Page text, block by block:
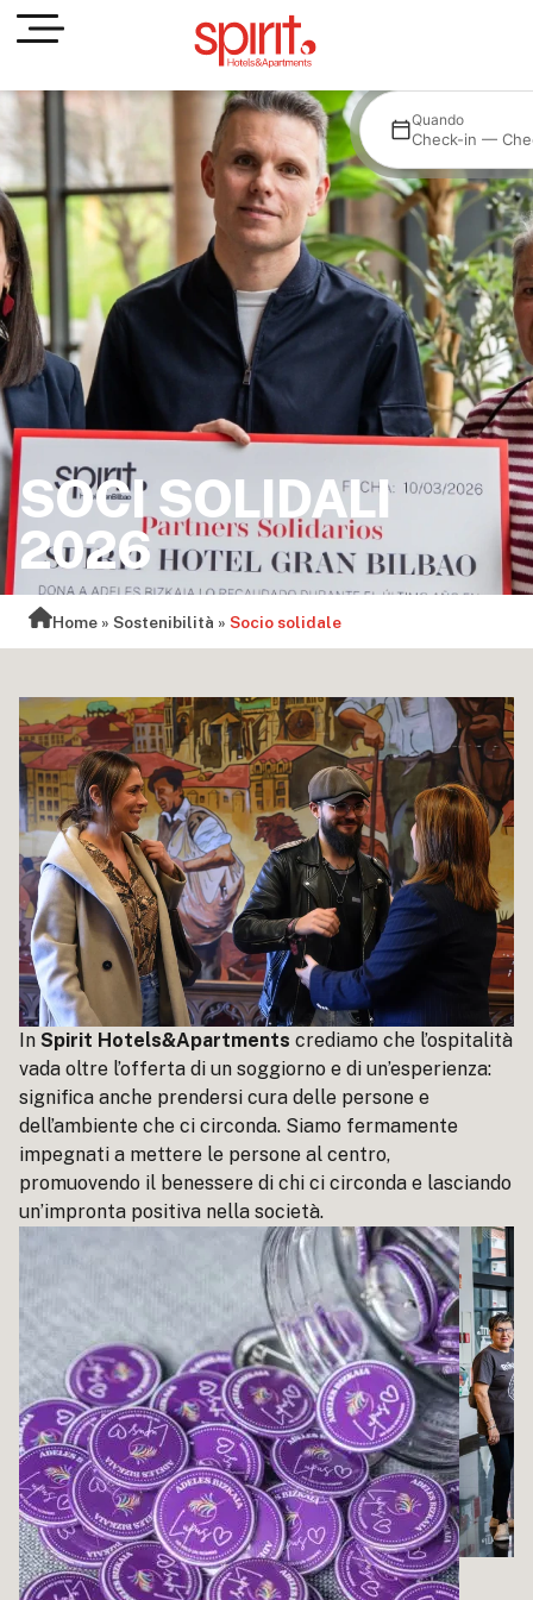
Dove
All hotels
Quando
Check-in —
SOCI SOLIDALI
2026
Home »Sostenibilità »Socio solidale
In Spirit Hotels&Apartments crediamo che l’ospitalità
vada oltre l’offerta di un soggiorno e di un’esperienza:
significa anche prendersi cura delle persone e
dell’ambiente che ci circonda. Siamo fermamente
impegnati a mettere le persone al centro,
promuovendo il benessere di chi ci circonda e lasciando
un’impronta positiva nella società.